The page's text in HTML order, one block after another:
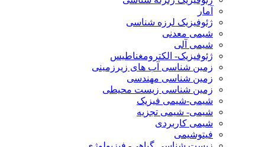
آمار
ژئوفیزیک لرزه شناسی
شیمی معدنی
شیمی آلی
ژئوفیزیک- الکترومغناطیس
زمین شناسی آب های زیرزمینی
زمین شناسی مهندسی
زمین شناسی زیست محیطی
شیمی-شیمی فیزیک
شیمی- شیمی تجزیه
شیمی کاربردی
فیتوشیمی